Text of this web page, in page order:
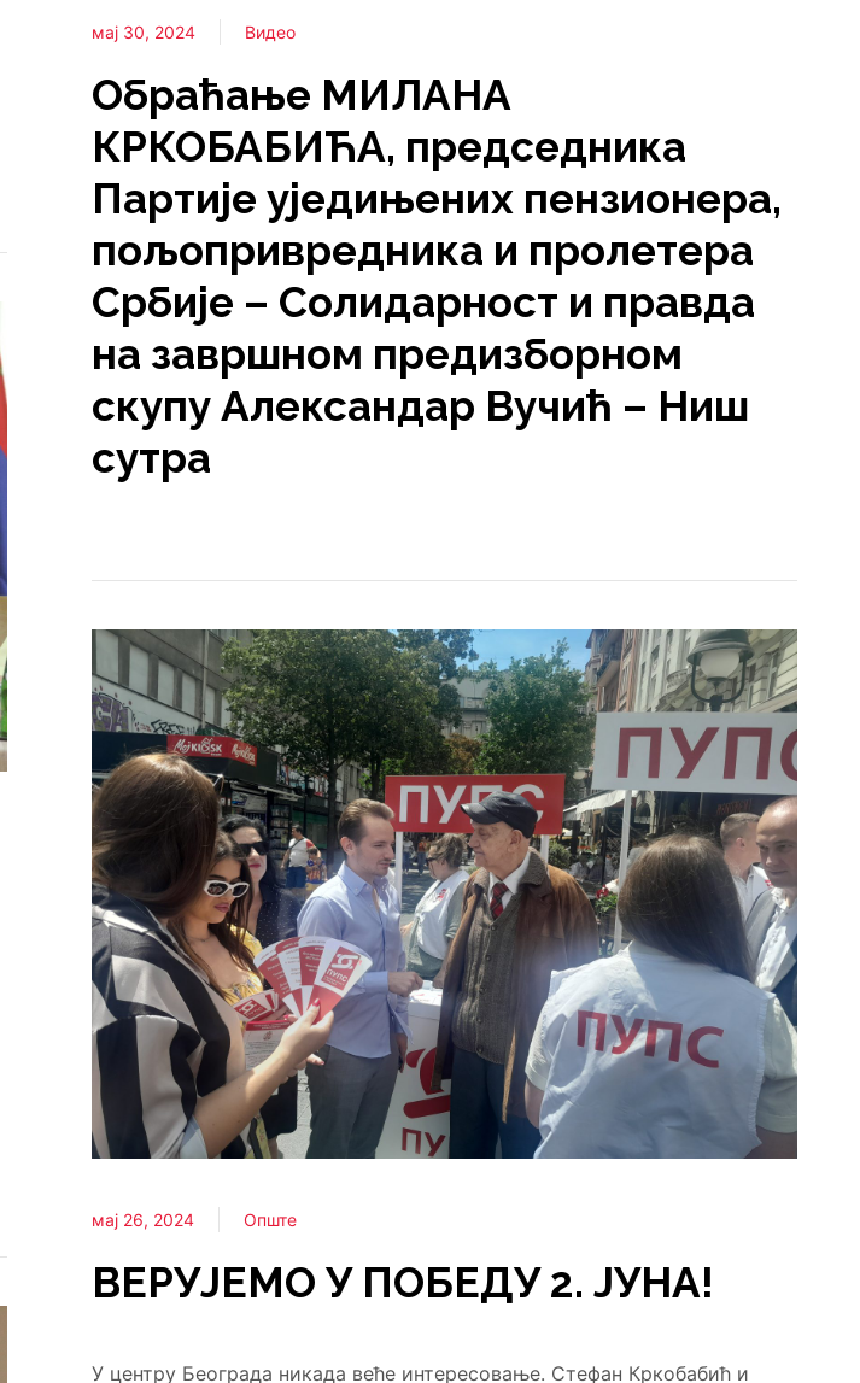
мај 30, 2024 Видео
Обраћање МИЛАНА
КРКОБАБИЋА, председника
Партије уједињених пензионера,
пољопривредника и пролетера
Србије – Солидарност и правда
на завршном предизборном
скупу Александар Вучић – Ниш
сутра
мај 26, 2024 Опште
ВЕРУЈЕМО У ПОБЕДУ 2. ЈУНА!
У центру Београда никада веће интересовање. Стефан Кркобабић и